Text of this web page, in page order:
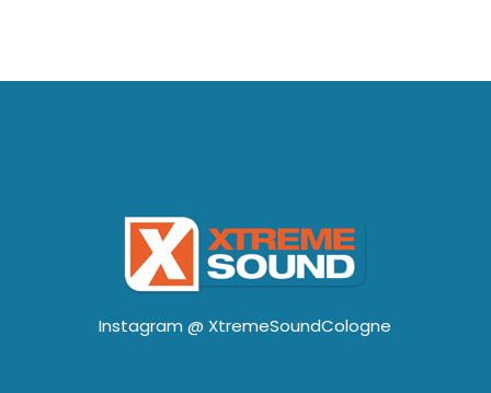
Instagram @ XtremeSoundCologne